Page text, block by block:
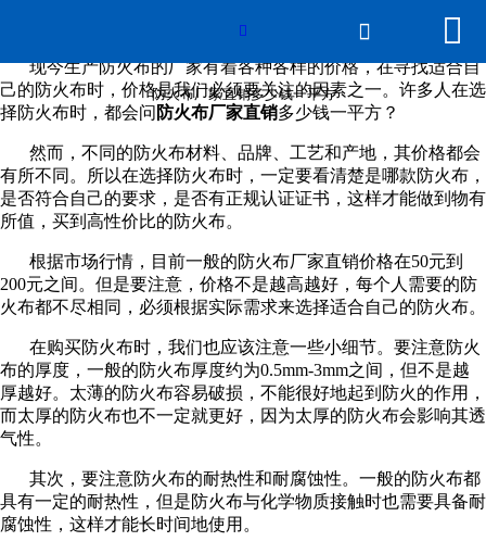
网站首页
产品展示
新闻动态
关于beat365在线登录
平台
公司概貌
资质认证
发货现场

防火布厂家直销多少钱一平方
 
防火布厂家直销多少钱一平方
现今生产防火布的厂家有着各种各样的价格，在寻找适合自
己的防火布时，价格是我们必须要关注的因素之一。许多人在选
择防火布时，都会问 防火布厂家直销多少钱一平方？
然而，不同的防火布材料、品牌、工艺和产地，其价格都会
有所不同。所以在选择防火布时，一定要看清楚是哪款防火布，
是否符合自己的要求，是否有正规认证证书，这样才能做到物有
所值，买到高性价比的防火布。
根据市场行情，目前一般的防火布厂家直销价格在50元到
200元之间。但是要注意，价格不是越高越好，每个人需要的防
火布都不尽相同，必须根据实际需求来选择适合自己的防火布。
在购买防火布时，我们也应该注意一些小细节。要注意防火
布的厚度，一般的防火布厚度约为0.5mm-3mm之间，但不是越
厚越好。太薄的防火布容易破损，不能很好地起到防火的作用，
而太厚的防火布也不一定就更好，因为太厚的防火布会影响其透
气性。
其次，要注意防火布的耐热性和耐腐蚀性。一般的防火布都
具有一定的耐热性，但是防火布与化学物质接触时也需要具备耐
腐蚀性，这样才能长时间地使用。